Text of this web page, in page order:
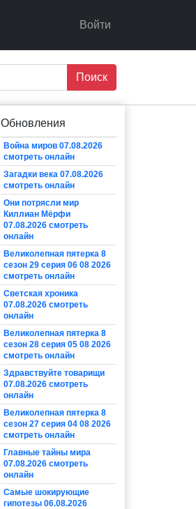
Войти
Поиск
Обновления
Война миров 07.08.2026
смотреть онлайн
Загадки века 07.08.2026
смотреть онлайн
Они потрясли мир
Киллиан Мёрфи
07.08.2026 смотреть
онлайн
Великолепная пятерка 8
сезон 29 серия 06 08 2026
смотреть онлайн
Светская хроника
07.08.2026 смотреть
онлайн
Великолепная пятерка 8
сезон 28 серия 05 08 2026
смотреть онлайн
Здравствуйте товарищи
07.08.2026 смотреть
онлайн
Великолепная пятерка 8
сезон 27 серия 04 08 2026
смотреть онлайн
Главные тайны мира
07.08.2026 смотреть
онлайн
Самые шокирующие
гипотезы 06.08.2026